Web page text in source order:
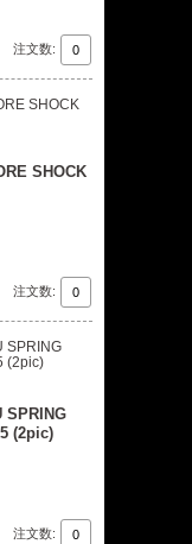
注文数:
SHOCK
注文数:
(2pic)
注文数: